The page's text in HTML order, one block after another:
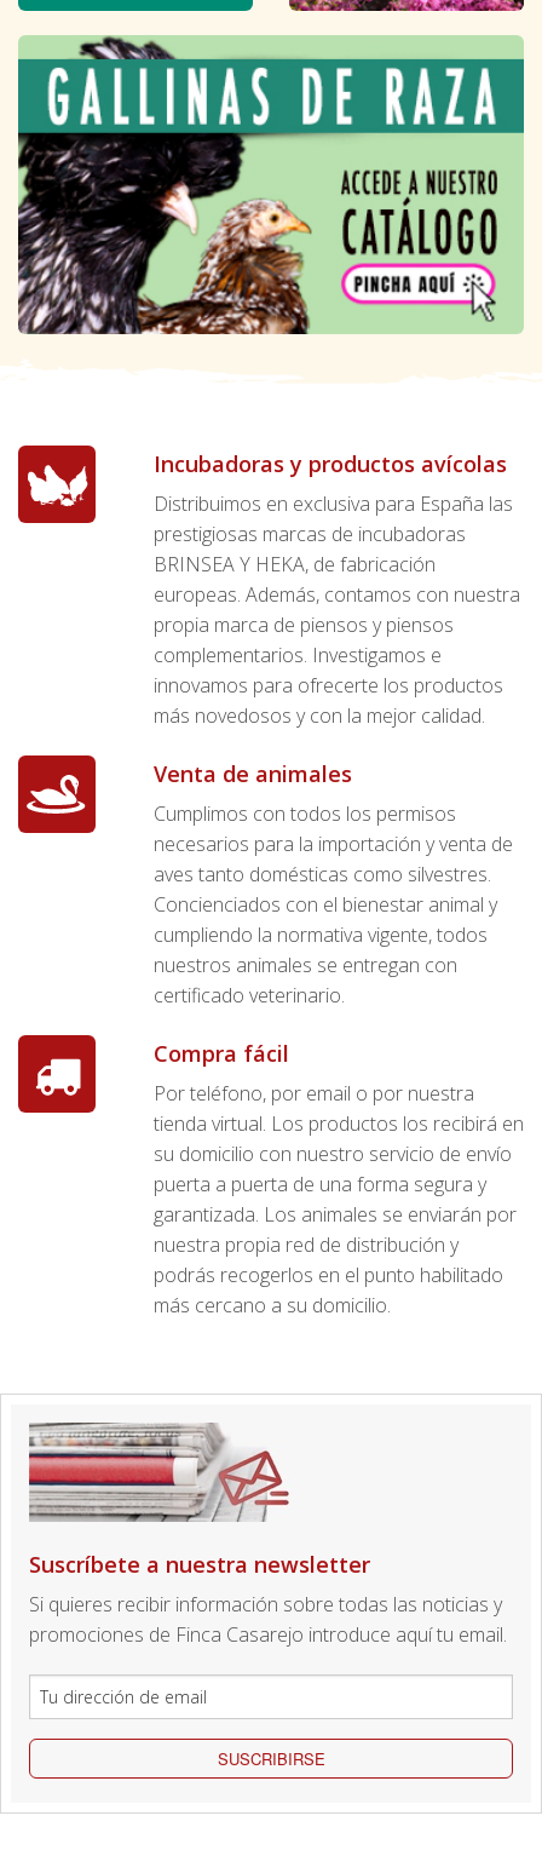
Incubadoras y productos avícolas
Distribuimos en exclusiva para España las
prestigiosas marcas de incubadoras
BRINSEA Y HEKA, de fabricación
europeas. Además, contamos con nuestra
propia marca de piensos y piensos
complementarios. Investigamos e
innovamos para ofrecerte los productos
más novedosos y con la mejor calidad.
Venta de animales
Cumplimos con todos los permisos
necesarios para la importación y venta de
aves tanto domésticas como silvestres.
Concienciados con el bienestar animal y
cumpliendo la normativa vigente, todos
nuestros animales se entregan con
certificado veterinario.
Compra fácil
Por teléfono, por email o por nuestra
tienda virtual. Los productos los recibirá en
su domicilio con nuestro servicio de envío
puerta a puerta de una forma segura y
garantizada. Los animales se enviarán por
nuestra propia red de distribución y
podrás recogerlos en el punto habilitado
más cercano a su domicilio.
Suscríbete a nuestra newsletter
Si quieres recibir información sobre todas las noticias y
promociones de Finca Casarejo introduce aquí tu email.
SUSCRIBIRSE